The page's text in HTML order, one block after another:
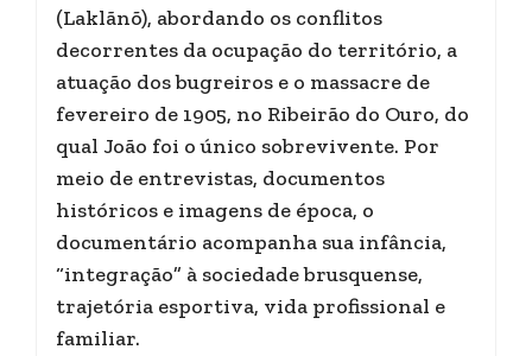
(Laklãnõ), abordando os conflitos
decorrentes da ocupação do território, a
atuação dos bugreiros e o massacre de
fevereiro de 1905, no Ribeirão do Ouro, do
qual João foi o único sobrevivente. Por
meio de entrevistas, documentos
históricos e imagens de época, o
documentário acompanha sua infância,
“integração” à sociedade brusquense,
trajetória esportiva, vida profissional e
familiar.